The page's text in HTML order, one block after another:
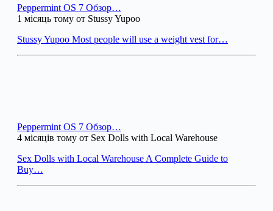
Peppermint OS 7 Обзор…
1 місяць тому от Stussy Yupoo
Stussy Yupoo Most people will use a weight vest for…
Peppermint OS 7 Обзор…
4 місяців тому от Sex Dolls with Local Warehouse
Sex Dolls with Local Warehouse A Complete Guide to
Buy…